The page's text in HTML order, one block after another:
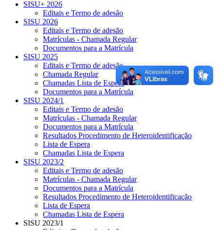
SISU+ 2026
Editais e Termo de adesão
SISU 2026
Editais e Termo de adesão
Matrículas - Chamada Regular
Documentos para a Matrícula
SISU 2025
Editais e Termo de adesão
Chamada Regular
Chamadas Lista de Espera
Documentos para a Matrícula
SISU 2024/1
Editais e Termo de adesão
Matrículas - Chamada Regular
Documentos para a Matrícula
Resultados Procedimento de Heteroidentificação
Lista de Espera
Chamadas Lista de Espera
SISU 2023/2
Editais e Termo de adesão
Matrículas - Chamada Regular
Documentos para a Matrícula
Resultados Procedimento de Heteroidentificação
Lista de Espera
Chamadas Lista de Espera
SISU 2023/1